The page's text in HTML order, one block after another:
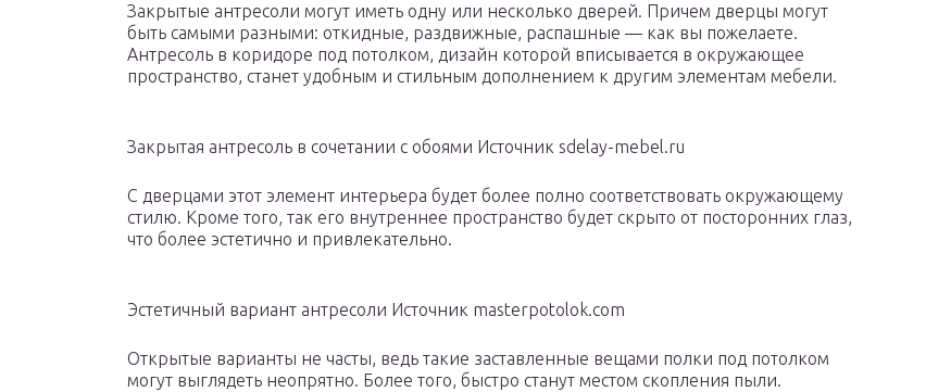
Закрытые антресоли могут иметь одну или несколько дверей. Причем дверцы могут
быть самыми разными: откидные, раздвижные, распашные — как вы пожелаете.
Антресоль в коридоре под потолком, дизайн которой вписывается в окружающее
пространство, станет удобным и стильным дополнением к другим элементам мебели.
Закрытая антресоль в сочетании с обоями Источник sdelay-mebel.ru
С дверцами этот элемент интерьера будет более полно соответствовать окружающему
стилю. Кроме того, так его внутреннее пространство будет скрыто от посторонних глаз,
что более эстетично и привлекательно.
Эстетичный вариант антресоли Источник masterpotolok.com
Открытые варианты не часты, ведь такие заставленные вещами полки под потолком
могут выглядеть неопрятно. Более того, быстро станут местом скопления пыли.